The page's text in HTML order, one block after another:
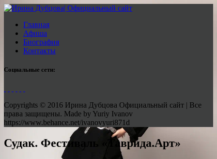
Главная
Афиша
Биография
Контакты
Социальные сети:
Copyrights © 2016 Ирина Дубцова Официальный сайт | Все
права защищены. Made by Yuriy Ivanov
https://www.behance.net/ivanovyuri871d
Судак. Фестиваль «Таврида.Арт»